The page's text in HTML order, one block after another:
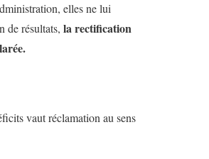
elles ne lui
de résultats, la rectification
vaut réclamation au sens